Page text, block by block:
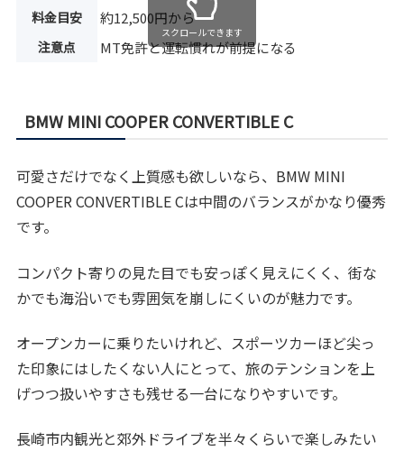
料金目安 約12,500円から
注意点 MT免許と運転慣れが前提になる
スクロールできます
BMW MINI COOPER CONVERTIBLE C
可愛さだけでなく上質感も欲しいなら、BMW MINI
COOPER CONVERTIBLE Cは中間のバランスがかなり優秀
です。
コンパクト寄りの見た目でも安っぽく見えにくく、街な
かでも海沿いでも雰囲気を崩しにくいのが魅力です。
オープンカーに乗りたいけれど、スポーツカーほど尖っ
た印象にはしたくない人にとって、旅のテンションを上
げつつ扱いやすさも残せる一台になりやすいです。
長崎市内観光と郊外ドライブを半々くらいで楽しみたい